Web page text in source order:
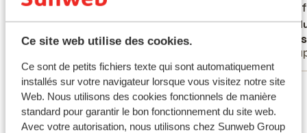
Ce site web utilise des cookies.
Ce sont de petits fichiers texte qui sont automatiquement
installés sur votre navigateur lorsque vous visitez notre site
Web. Nous utilisons des cookies fonctionnels de manière
standard pour garantir le bon fonctionnement du site web.
Avec votre autorisation, nous utilisons chez Sunweb Group
Anja
Voir tous les 9 avis
Emplacement